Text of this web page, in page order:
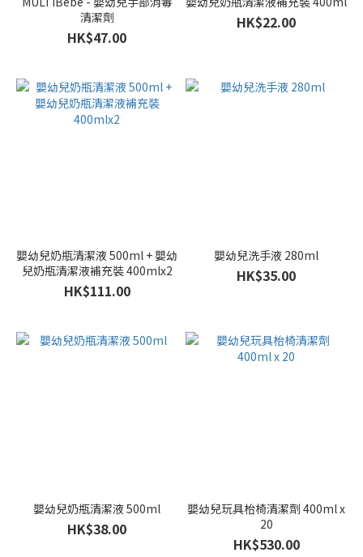
清潔劑
HK$47.00
HK$22.00
嬰幼兒奶瓶清潔液 500ml + 嬰幼
兒奶瓶清潔液補充裝 400mlx2
HK$111.00
嬰幼兒洗手液 280ml
HK$35.00
嬰幼兒奶瓶清潔液 500ml
HK$38.00
嬰幼兒玩具枱椅清潔劑 400ml x
20
HK$530.00